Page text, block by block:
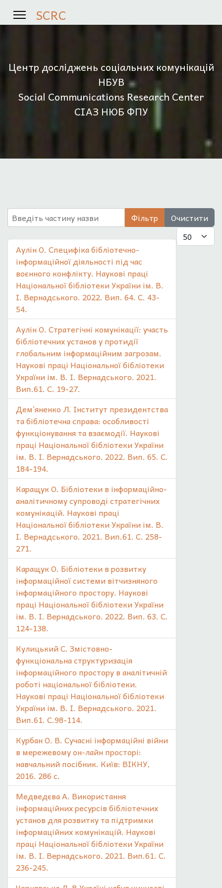
SCRC
Центр досліджень соціальних комунікацій
НБУВ
Social Communications Research Center
СІАЗ НЮБ ФПУ
Введіть частину назви Фільтр
Очистити
Показувати
Аулін О. Специфіка бібліотечно-
інформаційної діяльності під час
воєнного конфлікту. Наукові праці
Національної бібліотеки України ім. В.
І. Вернадського. 2022. Вип. 64. С. 43-
54.
Аулін О. Стратегічні комунікації: участь
бібліотечних установ у протидії
глобальним інформаційним загрозам.
Наукові праці Національної бібліотеки
України ім. В. І. Вернадського. 2021.
Вип.61. С. 19-27.
Дем’яненко Л. Інститут президентства
та бібліотечна справа: особливості
функціонування та взаємодії. Наукові
праці Національної бібліотеки України
ім. В. І. Вернадського. 2022. Вип. 65. С.
184-194.
Каращук О. Бібліотеки в інформаційно-
аналітичному супроводі стратегічних
комунікацій. Наукові праці
Національної бібліотеки України ім. В.
І. Вернадського. 2021. Вип.61. С. 258-
271.
Каращук О. Бібліотеки в розвитку
інформаційної системи вітчизняного
інформаційного простору. Наукові
праці Національної бібліотеки України
ім. В. І. Вернадського. 2022. Вип. 63. С.
124-138.
Кулицький С. Змістовно-
функціональна структуризація
інформаційного простору в аналітичній
роботі національної бібліотеки.
Наукові праці Національної бібліотеки
України ім. В. І. Вернадського. 2021.
Вип.61. С.98-114.
Курбан О. В. Сучасні інформаційні війни
в мережевому он-лайн просторі:
навчальний посібник. Київ: ВІКНУ,
2016. 286 с.
Медведєва А. Використання
інформаційних ресурсів бібліотечних
установ для розвитку та підтримки
інформаційних комунікацій. Наукові
праці Національної бібліотеки України
ім. В. І. Вернадського. 2021. Вип.61. С.
236-245.